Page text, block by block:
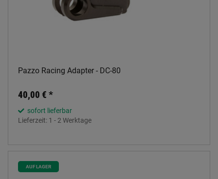
Pazzo Racing Adapter - DC-80
40,00 € *
sofort lieferbar
Lieferzeit: 1 - 2 Werktage
AUF LAGER